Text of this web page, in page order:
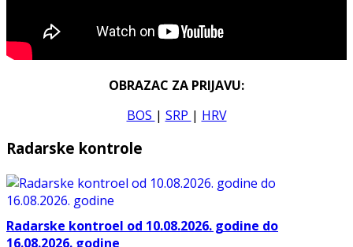
OBRAZAC ZA PRIJAVU:
BOS | SRP | HRV
Radarske kontrole
Radarske kontroel od 10.08.2026. godine do
16.08.2026. godine